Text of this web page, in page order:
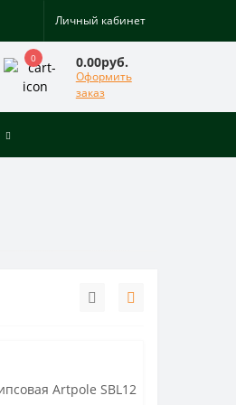
Личный кабинет
0 0.00руб.
Оформить
заказ